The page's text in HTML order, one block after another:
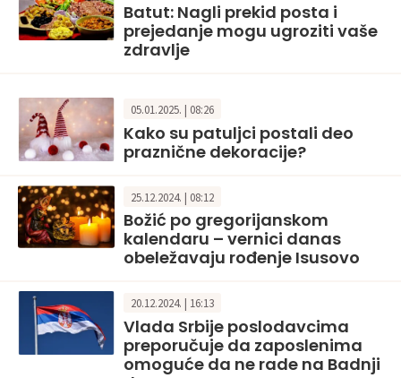
Batut: Nagli prekid posta i
prejedanje mogu ugroziti vaše
zdravlje
05.01.2025. | 08:26
Kako su patuljci postali deo
praznične dekoracije?
25.12.2024. | 08:12
Božić po gregorijanskom
kalendaru – vernici danas
obeležavaju rođenje Isusovo
20.12.2024. | 16:13
Vlada Srbije poslodavcima
preporučuje da zaposlenima
omoguće da ne rade na Badnji